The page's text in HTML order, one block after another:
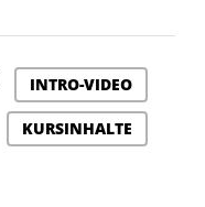
INTRO-VIDEO
KURSINHALTE